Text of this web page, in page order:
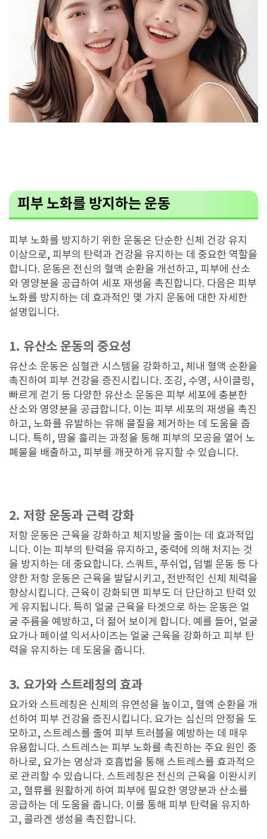
피부 노화를 방지하는 운동
피부 노화를 방지하기 위한 운동은 단순한 신체 건강 유지
이상으로, 피부의 탄력과 건강을 유지하는 데 중요한 역할을
합니다. 운동은 전신의 혈액 순환을 개선하고, 피부에 산소
와 영양분을 공급하여 세포 재생을 촉진합니다. 다음은 피부
노화를 방지하는 데 효과적인 몇 가지 운동에 대한 자세한
설명입니다.
1. 유산소 운동의 중요성
유산소 운동은 심혈관 시스템을 강화하고, 체내 혈액 순환을
촉진하여 피부 건강을 증진시킵니다. 조깅, 수영, 사이클링,
빠르게 걷기 등 다양한 유산소 운동은 피부 세포에 충분한
산소와 영양분을 공급합니다. 이는 피부 세포의 재생을 촉진
하고, 노화를 유발하는 유해 물질을 제거하는 데 도움을 줍
니다. 특히, 땀을 흘리는 과정을 통해 피부의 모공을 열어 노
폐물을 배출하고, 피부를 깨끗하게 유지할 수 있습니다.
2. 저항 운동과 근력 강화
저항 운동은 근육을 강화하고 체지방을 줄이는 데 효과적입
니다. 이는 피부의 탄력을 유지하고, 중력에 의해 처지는 것
을 방지하는 데 중요합니다. 스쿼트, 푸쉬업, 덤벨 운동 등 다
양한 저항 운동은 근육을 발달시키고, 전반적인 신체 체력을
향상시킵니다. 근육이 강화되면 피부도 더 단단하고 탄력 있
게 유지됩니다. 특히 얼굴 근육을 타겟으로 하는 운동은 얼
굴 주름을 예방하고, 더 젊어 보이게 합니다. 예를 들어, 얼굴
요가나 페이셜 익서사이즈는 얼굴 근육을 강화하고 피부 탄
력을 유지하는 데 도움을 줍니다.
3. 요가와 스트레칭의 효과
요가와 스트레칭은 신체의 유연성을 높이고, 혈액 순환을 개
선하여 피부 건강을 증진시킵니다. 요가는 심신의 안정을 도
모하고, 스트레스를 줄여 피부 트러블을 예방하는 데 매우
유용합니다. 스트레스는 피부 노화를 촉진하는 주요 원인 중
하나로, 요가는 명상과 호흡법을 통해 스트레스를 효과적으
로 관리할 수 있습니다. 스트레칭은 전신의 근육을 이완시키
고, 혈류를 원활하게 하여 피부에 필요한 영양분과 산소를
공급하는 데 도움을 줍니다. 이를 통해 피부 탄력을 유지하
고, 콜라겐 생성을 촉진합니다.